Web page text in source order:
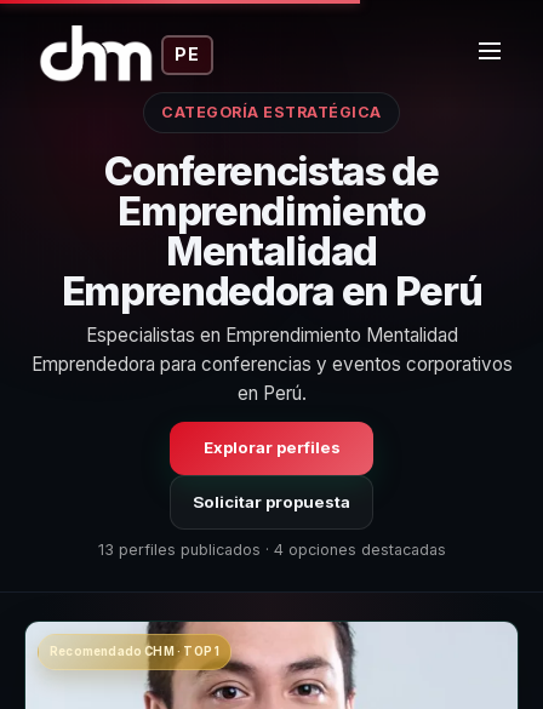
PE
CATEGORÍA ESTRATÉGICA
Conferencistas de
Emprendimiento
Mentalidad
Emprendedora en Perú
Especialistas en Emprendimiento Mentalidad
Emprendedora para conferencias y eventos corporativos
en Perú.
Explorar perfiles
Solicitar propuesta
13 perfiles publicados · 4 opciones destacadas
Recomendado CHM · TOP 1